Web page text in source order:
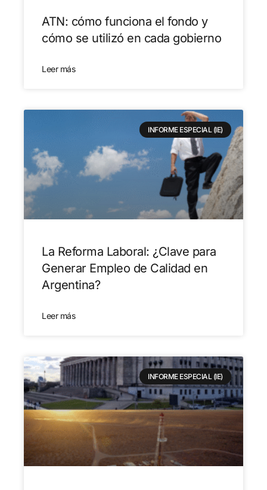
ATN: cómo funciona el fondo y
cómo se utilizó en cada gobierno
Leer más
INFORME ESPECIAL (IE)
La Reforma Laboral: ¿Clave para
Generar Empleo de Calidad en
Argentina?
Leer más
INFORME ESPECIAL (IE)